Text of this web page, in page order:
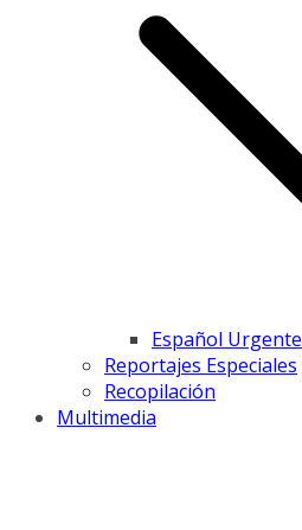
Español Urgente
Reportajes Especiales
Recopilación
Multimedia